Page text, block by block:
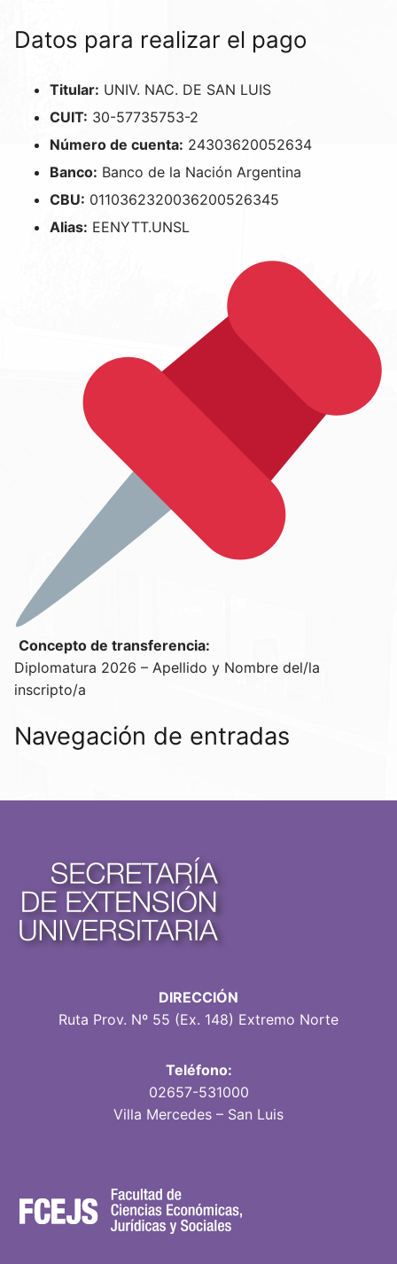
Datos para realizar el pago
Titular: UNIV. NAC. DE SAN LUIS
CUIT: 30-57735753-2
Número de cuenta: 24303620052634
Banco: Banco de la Nación Argentina
CBU: 0110362320036200526345
Alias: EENYTT.UNSL
Concepto de transferencia:
Diplomatura 2026 – Apellido y Nombre del/la
inscripto/a
Navegación de entradas
DIRECCIÓN
Ruta Prov. Nº 55 (Ex. 148) Extremo Norte
Teléfono:
02657-531000
Villa Mercedes – San Luis